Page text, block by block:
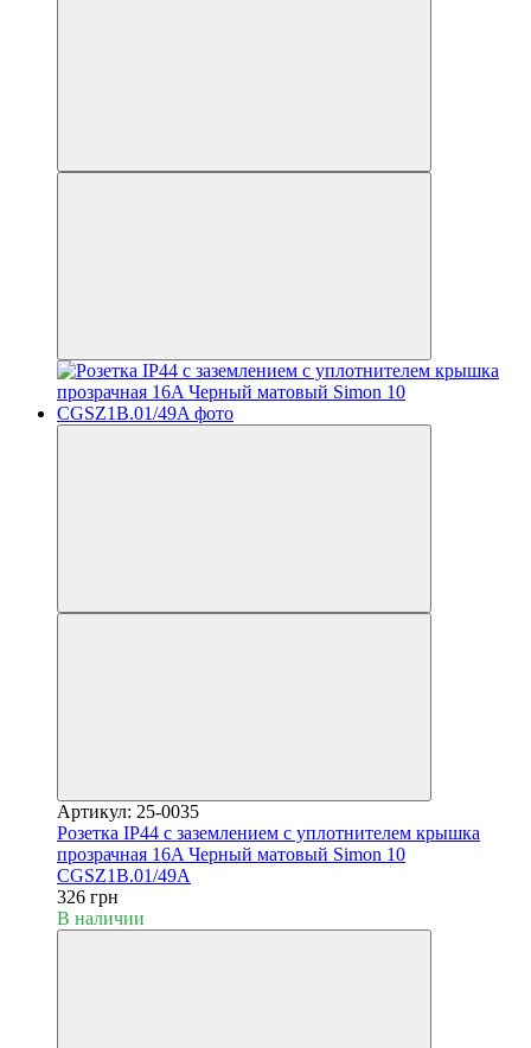
Артикул: 25-0035
Розетка IP44 с заземлением с уплотнителем крышка
прозрачная 16A Черный матовый Simon 10
CGSZ1B.01/49A
326 грн
В наличии